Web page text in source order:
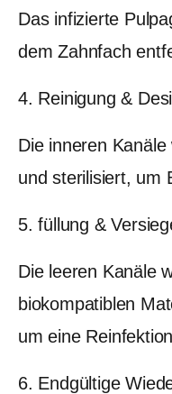
Das infizierte
dem Zahnfach
4. Reinigung &
Die inneren
und sterilisiert, um
5. füllung &
Die leeren Kanäle
biokompatiblen
um eine
6. Endgültige